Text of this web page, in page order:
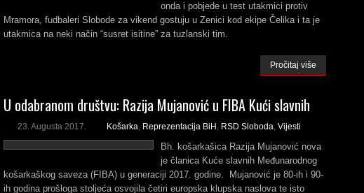
onda i pobjede u test utakmici protiv
Mramora, fudbaleri Slobode za vikend gostuju u Zenici kod ekipe Čelika i ta je
utakmica na neki način “susret isitine” za tuzlanski tim.
Pročitaj više
U odabranom društvu: Razija Mujanović u FIBA Kući slavnih
23. Augusta 2017. Košarka, Reprezentacija BiH , RSD Sloboda, Vijesti
Bh. košarkašica Razija Mujanović nova
je članica Kuće slavnih Međunarodnog
košarkaškog saveza (FIBA) u generaciji 2017. godine. Mujanović je 80-ih i 90-
ih godina prošloga stoljeća osvojila četiri europska klupska naslova te isto